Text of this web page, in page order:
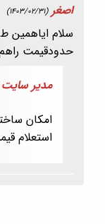
اصغر (1403/02/31)
حدودقیمت
مدیر سایت
امکان
استعلام